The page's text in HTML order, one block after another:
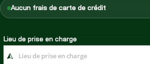
Aucun frais de carte de crédit
Lieu de prise en charge